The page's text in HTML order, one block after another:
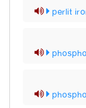
perlit